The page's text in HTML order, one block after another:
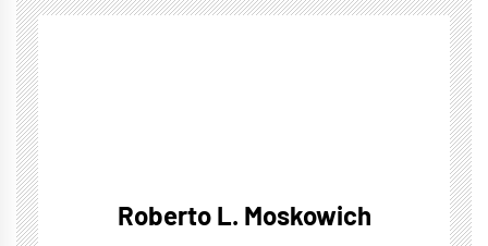
Roberto L. Moskowich